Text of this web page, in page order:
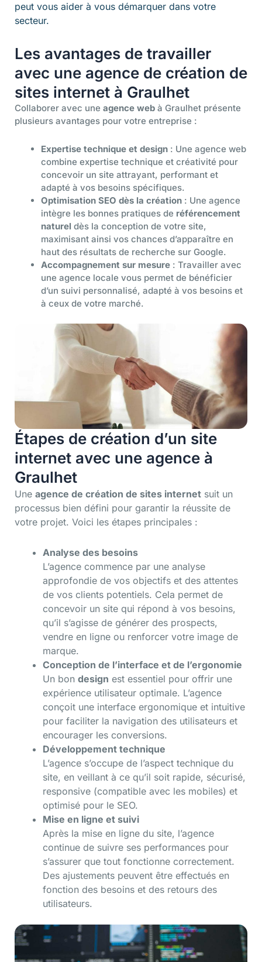
peut vous aider à vous démarquer dans votre
secteur.
Les avantages de travailler
avec une agence de création de
sites internet à Graulhet
Collaborer avec une agence web à Graulhet présente
plusieurs avantages pour votre entreprise :
Expertise technique et design : Une agence web
combine expertise technique et créativité pour
concevoir un site attrayant, performant et
adapté à vos besoins spécifiques.
Optimisation SEO dès la création : Une agence
intègre les bonnes pratiques de référencement
naturel dès la conception de votre site,
maximisant ainsi vos chances d’apparaître en
haut des résultats de recherche sur Google.
Accompagnement sur mesure : Travailler avec
une agence locale vous permet de bénéficier
d’un suivi personnalisé, adapté à vos besoins et
à ceux de votre marché.
Étapes de création d’un site
internet avec une agence à
Graulhet
Une agence de création de sites internet suit un
processus bien défini pour garantir la réussite de
votre projet. Voici les étapes principales :
Analyse des besoins
L’agence commence par une analyse
approfondie de vos objectifs et des attentes
de vos clients potentiels. Cela permet de
concevoir un site qui répond à vos besoins,
qu’il s’agisse de générer des prospects,
vendre en ligne ou renforcer votre image de
marque.
Conception de l’interface et de l’ergonomie
Un bon design est essentiel pour offrir une
expérience utilisateur optimale. L’agence
conçoit une interface ergonomique et intuitive
pour faciliter la navigation des utilisateurs et
encourager les conversions.
Développement technique
L’agence s’occupe de l’aspect technique du
site, en veillant à ce qu’il soit rapide, sécurisé,
responsive (compatible avec les mobiles) et
optimisé pour le SEO.
Mise en ligne et suivi
Après la mise en ligne du site, l’agence
continue de suivre ses performances pour
s’assurer que tout fonctionne correctement.
Des ajustements peuvent être effectués en
fonction des besoins et des retours des
utilisateurs.